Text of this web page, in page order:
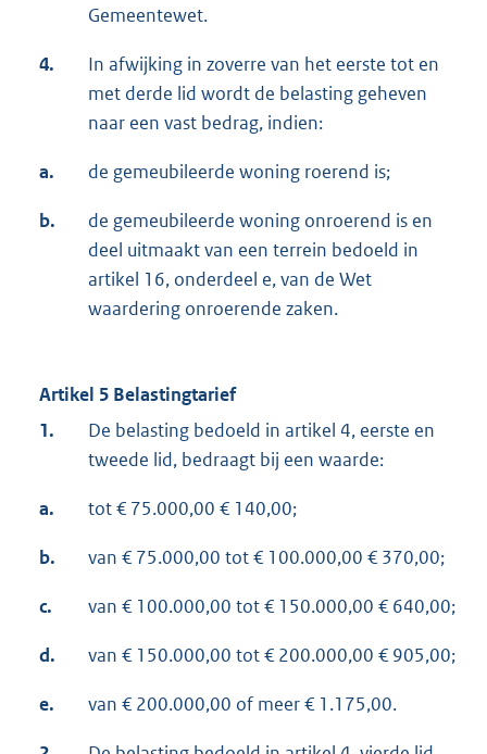
Gemeentewet.
4.
In afwijking in zoverre van het eerste tot en
met derde lid wordt de belasting geheven
naar een vast bedrag, indien:
a. de gemeubileerde woning roerend is;
b.
de gemeubileerde woning onroerend is en
deel uitmaakt van een terrein bedoeld in
artikel 16, onderdeel e, van de Wet
waardering onroerende zaken.
Artikel 5 Belastingtarief
1.
De belasting bedoeld in artikel 4, eerste en
tweede lid, bedraagt bij een waarde:
a. tot € 75.000,00 € 140,00;
b. van € 75.000,00 tot € 100.000,00 € 370,00;
c. van € 100.000,00 tot € 150.000,00 € 640,00;
d. van € 150.000,00 tot € 200.000,00 € 905,00;
e. van € 200.000,00 of meer € 1.175,00.